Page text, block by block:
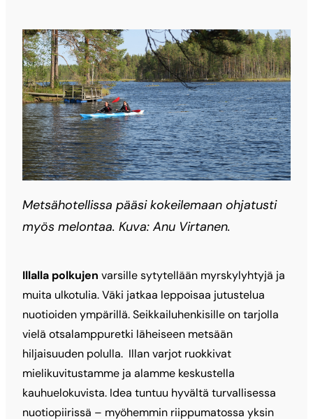
Metsähotellissa pääsi kokeilemaan ohjatusti
myös melontaa. Kuva: Anu Virtanen.
Illalla polkujen varsille sytytellään myrskylyhtyjä ja
muita ulkotulia. Väki jatkaa leppoisaa jutustelua
nuotioiden ympärillä. Seikkailuhenkisille on tarjolla
vielä otsalamppuretki läheiseen metsään
hiljaisuuden polulla. Illan varjot ruokkivat
mielikuvitustamme ja alamme keskustella
kauhuelokuvista. Idea tuntuu hyvältä turvallisessa
nuotiopiirissä – myöhemmin riippumatossa yksin